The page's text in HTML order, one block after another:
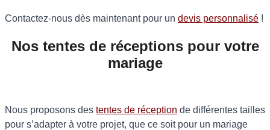
Contactez-nous dès maintenant pour un devis personnalisé !
Nos tentes de réceptions pour votre
mariage
Nous proposons des tentes de réception de différentes tailles
pour s’adapter à votre projet, que ce soit pour un mariage